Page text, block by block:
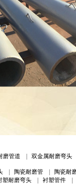
磨管道 双金属耐磨弯头
陶瓷耐磨管 陶瓷耐
塑耐磨弯头 衬塑管件